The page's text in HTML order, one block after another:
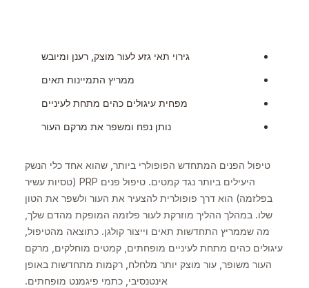
גירוי תאי גזע לעור מוצק, רענן ומיובש
ממריץ התמיינות תאים
מפחית עיגולים כהים מתחת לעיניים
נותן נפח ומשפר את מרקם העור
טיפול הפנים המתחדש הפופולרי ביותר, שהוא אחד כלי הנשק
היעילים ביותר נגד קמטים. טיפול פנים PRP (טסיות עשיר
בפלזמה) הוא דרך פופולרית להצעיר את העור ולשפר את הטון
שלו. במהלך ההליך מוזרקת לעור פלזמה המופקת מהדם שלך,
מה שממריץ התחדשות תאים וייצור קולגן. כתוצאה מהטיפול,
עיגולים כהים מתחת לעיניים מופחתים, קמטים מוחלקים, מרקם
העור משופר, עור מוצק יותר מלחלח, רקמות מתחדשות באופן
אינטנסיבי, כתמי פיגמנט מופחתים.